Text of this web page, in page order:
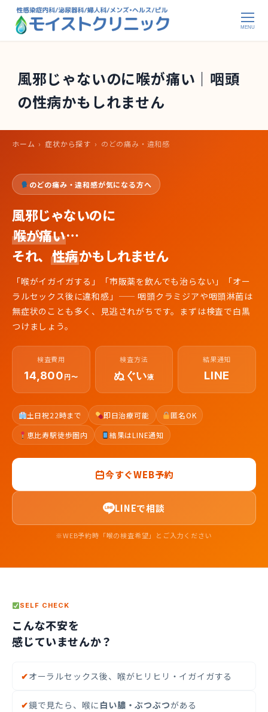
MENU
風邪じゃないのに喉が痛い｜咽頭
の性病かもしれません
ホーム › 症状から探す › のどの痛み・違和感
のどの痛み・違和感が気になる方へ
風邪じゃないのに
喉が痛い…
それ、 性病かもしれません
「喉がイガイガする」「市販薬を飲んでも治らない」「オー
ラルセックス後に違和感」—— 咽頭クラミジアや咽頭淋菌は
無症状のことも多く、見逃されがちです。まずは検査で白黒
つけましょう。
検査費用
14,800 円〜
検査方法
ぬぐい液
結果通知
LINE
土日祝22時まで 即日治療可能
匿名OK
恵比寿駅徒歩圏内
結果はLINE通知
今すぐWEB予約
LINEで相談
※WEB予約時「喉の検査希望」とご入力ください
SELF CHECK
こんな不安を
感じていませんか？
✔オーラルセックス後、喉がヒリヒリ・イガイガする
✔鏡で見たら、喉に 白い膿・ぶつぶつがある